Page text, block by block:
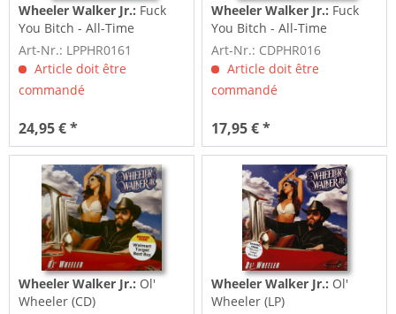
Wheeler Walker Jr.: Fuck
You Bitch - All-Time
Greatest Hits (LP &...
Art-Nr.: LPPHR0161
Article doit être
commandé
24,95 € *
Wheeler Walker Jr.: Fuck
You Bitch - All-Time
Greatest Hits (CD)
Art-Nr.: CDPHR016
Article doit être
commandé
17,95 € *
Wheeler Walker Jr.: Ol'
Wheeler (CD)
Wheeler Walker Jr.: Ol'
Wheeler (LP)